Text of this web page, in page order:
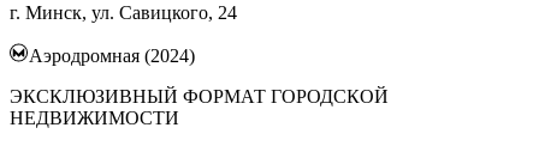
г. Минск, ул. Савицкого, 24
Аэродромная (2024)
ЭКСКЛЮЗИВНЫЙ ФОРМАТ ГОРОДСКОЙ
НЕДВИЖИМОСТИ